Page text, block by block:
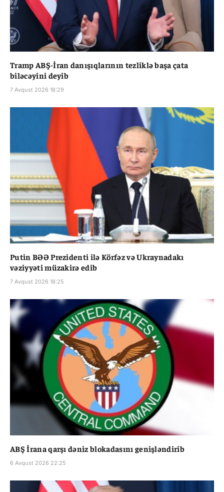
Tramp ABŞ-İran danışıqlarının tezliklə başa çata
biləcəyini deyib
7 Avqust 2026 18:29
Putin BƏƏ Prezidenti ilə Körfəz və Ukraynadakı
vəziyyəti müzakirə edib
7 Avqust 2026 18:25
ABŞ İrana qarşı dəniz blokadasını genişləndirib
6 Avqust 2026 22:25